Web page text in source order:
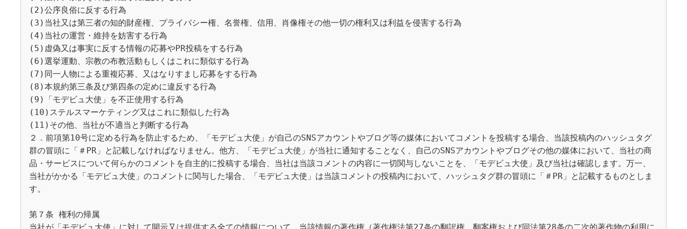
(2)公序良俗に反する行為
(3)当社又は第三者の知的財産権、プライバシー権、名誉権、信用、肖像権その他一切の権利又は利益を侵害する行為
(4)当社の運営・維持を妨害する行為
(5)虚偽又は事実に反する情報の応募やPR投稿をする行為
(6)選挙運動、宗教の布教活動もしくはこれに類似する行為
(7)同一人物による重複応募、又はなりすまし応募をする行為
(8)本規約第三条及び第四条の定めに違反する行為
(9)「モデビュ大使」を不正使用する行為
(10)ステルスマーケティング又はこれに類似した行為
(11)その他、当社が不適当と判断する行為
２．前項第10号に定める行為を防止するため、「モデビュ大使」が自己のSNSアカウントやブログ等の媒体においてコメントを投稿する場合、当該投稿内のハッシュタグ
群の冒頭に「＃PR」と記載しなければなりません。他方、「モデビュ大使」が当社に通知することなく、自己のSNSアカウントやブログその他の媒体において、当社の商
品・サービスについて何らかのコメントを自主的に投稿する場合、当社は当該コメントの内容に一切関与しないことを、「モデビュ大使」及び当社は確認します。万一、
当社がかかる「モデビュ大使」のコメントに関与した場合、「モデビュ大使」は当該コメントの投稿内において、ハッシュタグ群の冒頭に「＃PR」と記載するものとしま
す。
第７条 権利の帰属